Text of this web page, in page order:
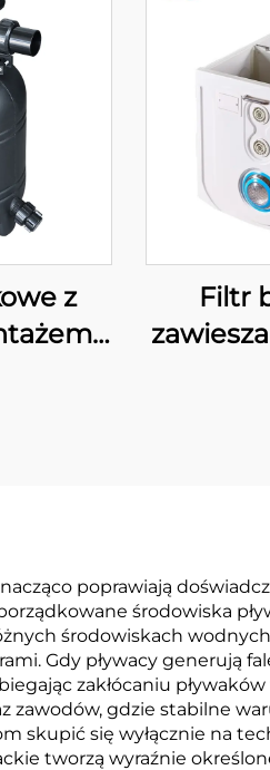
z
Filtr
poprawiają
środowiska
środowiskach
Gdy pływacy generują
zakłócaniu
gdzie stabilne
skupić się wyłącznie na
tworzą wyraźnie